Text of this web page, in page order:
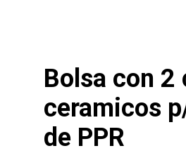
Bolsa con 2
ceramicos
de PPR